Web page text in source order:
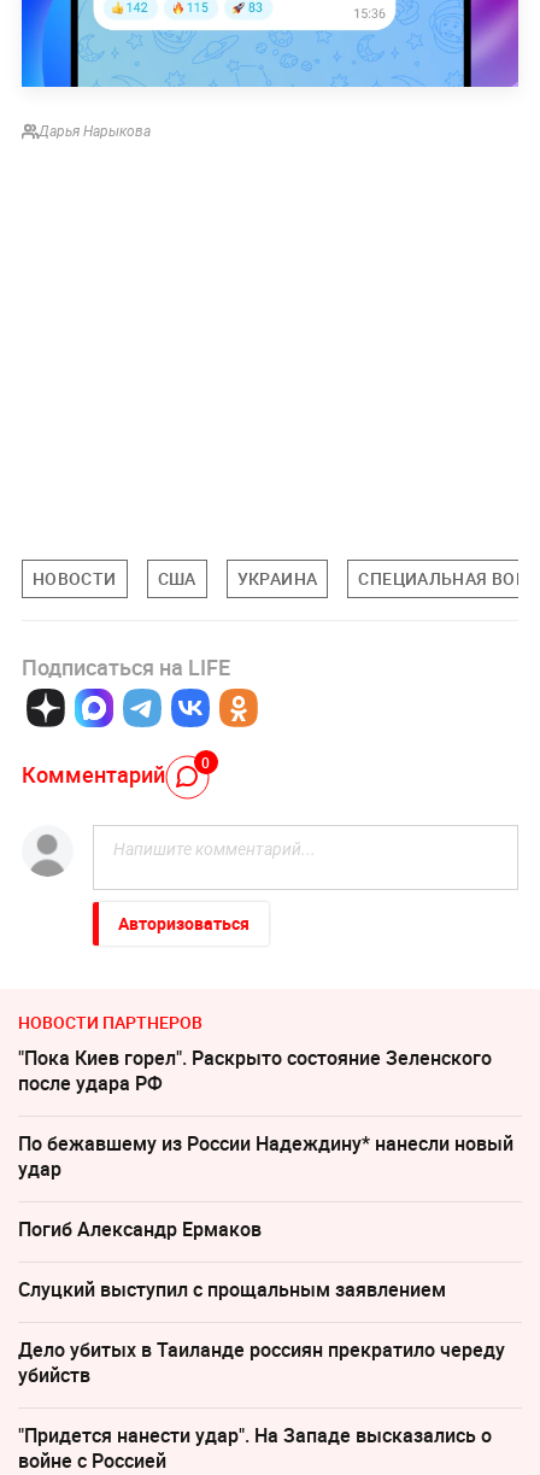
Дарья Нарыкова
НОВОСТИ США УКРАИНА СПЕЦИАЛЬНАЯ
Подписаться на LIFE
Комментарий 0
Авторизоваться
НОВОСТИ ПАРТНЕРОВ
"Пока Киев горел". Раскрыто состояние Зеленского
после удара РФ
По бежавшему из России Надеждину* нанесли новый
удар
Погиб Александр Ермаков
Слуцкий выступил с прощальным заявлением
Дело убитых в Таиланде россиян прекратило череду
убийств
"Придется нанести удар". На Западе высказались о
войне с Россией